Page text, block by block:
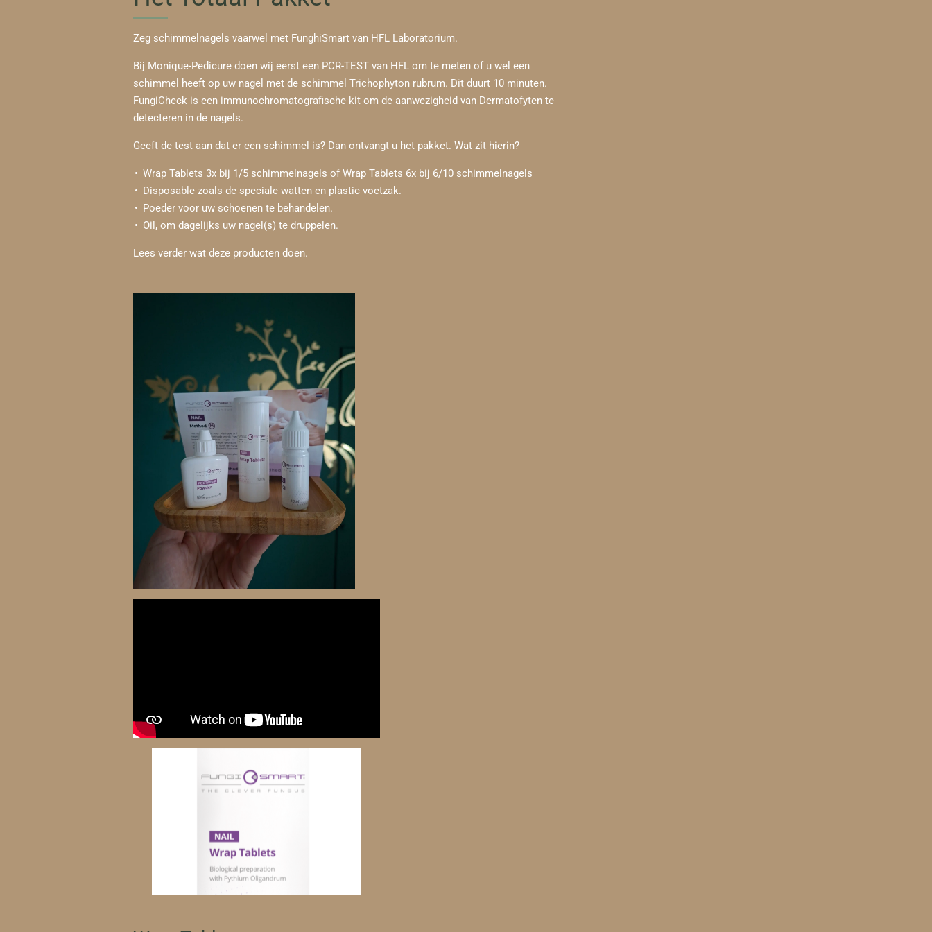
Zeg schimmelnagels vaarwel met FunghiSmart van HFL Laboratorium.
Bij Monique-Pedicure doen wij eerst een PCR-TEST van HFL om te meten of u wel een
schimmel heeft op uw nagel met de schimmel Trichophyton rubrum. Dit duurt 10 minuten.
FungiCheck is een immunochromatografische kit om de aanwezigheid van Dermatofyten te
detecteren in de nagels.
Geeft de test aan dat er een schimmel is? Dan ontvangt u het pakket. Wat zit hierin?
Wrap Tablets 3x bij 1/5 schimmelnagels of Wrap Tablets 6x bij 6/10 schimmelnagels
Disposable zoals de speciale watten en plastic voetzak.
Poeder voor uw schoenen te behandelen.
Oil, om dagelijks uw nagel(s) te druppelen.
Lees verder wat deze producten doen.